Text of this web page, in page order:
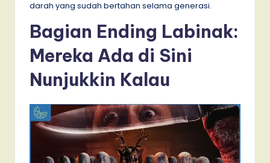
darah yang sudah bertahan selama generasi.
Bagian Ending Labinak:
Mereka Ada di Sini
Nunjukkin Kalau